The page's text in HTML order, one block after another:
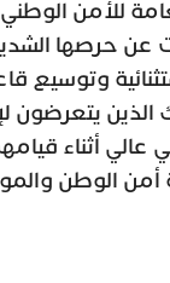
للأمن
عن حرصها
وتوسيع
الذين يتعرضون
عالي أثناء
الوطن